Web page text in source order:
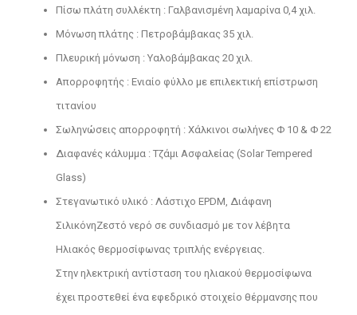
Πίσω πλάτη συλλέκτη : Γαλβανισμένη λαμαρίνα 0,4 χιλ.
Μόνωση πλάτης : Πετροβάμβακας 35 χιλ.
Πλευρική μόνωση : Υαλοβάμβακας 20 χιλ.
Απορροφητής : Ενιαίο φύλλο με επιλεκτική επίστρωση
τιτανίου
Σωληνώσεις απορροφητή : Χάλκινοι σωλήνες Φ 10 & Φ 22
Διαφανές κάλυμμα : Tζάμι Ασφαλείας (Solar Tempered
Glass)
Στεγανωτικό υλικό : Λάστιχο EPDM, Διάφανη
ΣιλικόνηΖεστό νερό σε συνδιασμό με τον λέβητα
Ηλιακός θερμοσίφωνας τριπλής ενέργειας.
Στην ηλεκτρική αντίσταση του ηλιακού θερμοσίφωνα
έχει προστεθεί ένα εφεδρικό στοιχείο θέρμανσης που